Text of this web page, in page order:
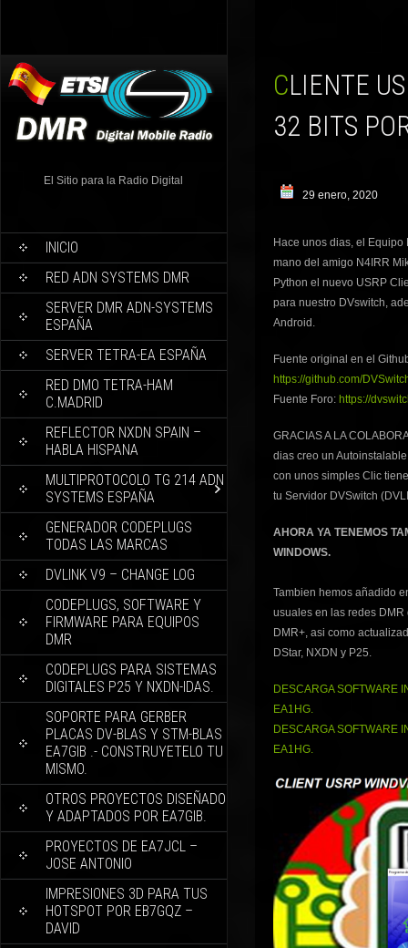
El Sitio para la Radio Digital
INICIO
RED ADN SYSTEMS DMR
SERVER DMR ADN-SYSTEMS
ESPAÑA
SERVER TETRA-EA ESPAÑA
RED DMO TETRA-HAM
C.MADRID
REFLECTOR NXDN SPAIN –
HABLA HISPANA
MULTIPROTOCOLO TG 214 ADN
SYSTEMS ESPAÑA
GENERADOR CODEPLUGS
TODAS LAS MARCAS
DVLINK V9 – CHANGE LOG
CODEPLUGS, SOFTWARE Y
FIRMWARE PARA EQUIPOS
DMR
CODEPLUGS PARA SISTEMAS
DIGITALES P25 Y NXDN-IDAS.
SOPORTE PARA GERBER
PLACAS DV-BLAS Y STM-BLAS
EA7GIB .- CONSTRUYETELO TU
MISMO.
OTROS PROYECTOS DISEÑADO
Y ADAPTADOS POR EA7GIB.
PROYECTOS DE EA7JCL –
JOSE ANTONIO
IMPRESIONES 3D PARA TUS
HOTSPOT POR EB7GQZ –
DAVID
CLIENTE USRP CLIENTE DVSWICTH PARA WINDOWS 10
32 BITS
29 enero, 2020
Hace unos dias, el
mano del amigo N4IRR
Python el nuevo USRP
para nuestro DVswitch,
Android.
Fuente original en el
https://github.com/
Fuente Foro: https://
GRACIAS A LA
dias creo un
con unos simples Clic
tu Servidor DVSwitch
AHORA YA TENEMOS
WINDOWS.
Tambien hemos añadido
usuales en las redes
DMR+, asi como
DStar, NXDN y P25.
DESCARGA SOFTWARE
EA1HG.
DESCARGA SOFTWARE
EA1HG.